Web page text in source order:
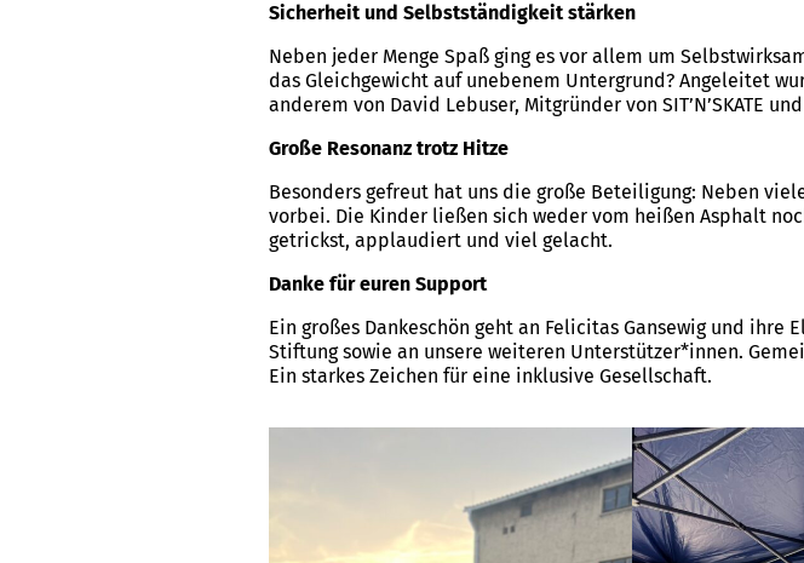
Sicherheit und Selbstständigkeit stärken
Neben jeder Menge Spaß ging es vor allem um
das Gleichgewicht auf unebenem Untergrund? Angeleitet
anderem von David Lebuser, Mitgründer von SIT’N’SKATE
Große Resonanz trotz Hitze
Besonders gefreut hat uns die große Beteiligung: Neben
vorbei. Die Kinder ließen sich weder vom heißen Asphalt
getrickst, applaudiert und viel gelacht.
Danke für euren Support
Ein großes Dankeschön geht an Felicitas Gansewig und
Stiftung sowie an unsere weiteren Unterstützer*innen.
Ein starkes Zeichen für eine inklusive Gesellschaft.